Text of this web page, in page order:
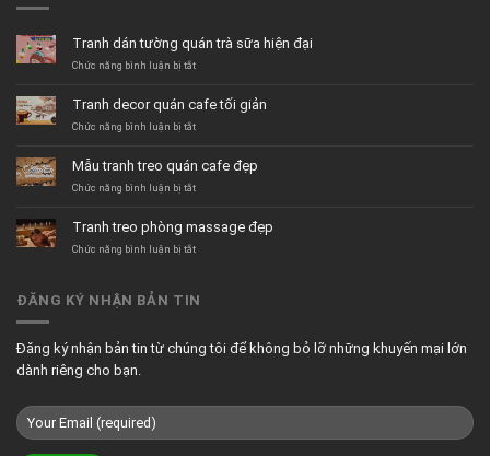
Tranh dán tường quán trà sữa hiện đại
Chức năng bình luận bị tắtở
tường
quán
hiện
đại
Tranh decor quán cafe tối giản
Chức năng bình luận bị tắtở
quán
cafe
Mẫu tranh treo quán cafe đẹp
Chức năng bình luận bị tắtở
treo
quán
Tranh treo phòng massage đẹp
Chức năng bình luận bị tắtở
phòng
ĐĂNG KÝ NHẬN BẢN TIN
Đăng ký nhận bản tin từ chúng tôi để không bỏ lỡ những khuyến mại lớn
dành riêng cho bạn.